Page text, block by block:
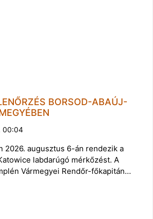
BORSOD-ABAÚJ-
00:04
2026. augusztus 6-án rendezik a
labdarúgó mérkőzést. A
Vármegyei Rendőr-főkapitán…